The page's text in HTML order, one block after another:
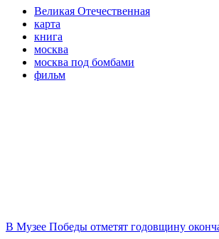
Великая Отечественная
карта
книга
москва
москва под бомбами
фильм
В Музее Победы отметят годовщину